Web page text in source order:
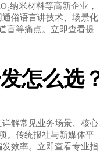
纳米材料等高新企业，
俗语言讲技术、场景化
盲等痛点。立即查看提
怎么选
解常见业务场景、核心
。传统报社与新媒体平
效率。立即查看专业指